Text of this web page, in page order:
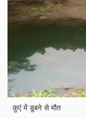
कुएं में डूबने से मौत